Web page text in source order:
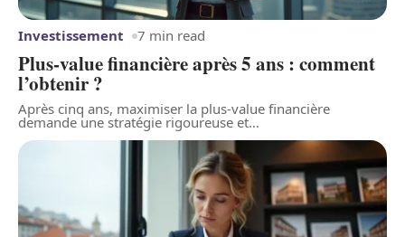
Plus-value financière après 5 ans : comment
l’obtenir ?
Après cinq ans, maximiser la plus-value financière
demande une stratégie rigoureuse et…
Investissement 7 min read